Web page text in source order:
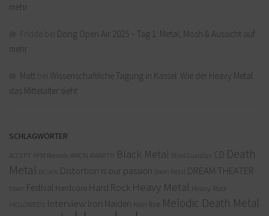
mehr
Dong Open Air 2025 – Tag 1: Metal, Mosh & Aussicht auf
mehr
Matt
Wissenschaftliche Tagung in Kassel: Wie der Heavy Metal
das Mittelalter sieht
SCHLAGWÖRTER
ACCEPT AFM Records AMON AMARTH Black Metal Blind Guardian CD Death
Metal
DELAIN Distortion is our passion Doom Metal DREAM THEATER
Essen Festival Hardcore Hard Rock Heavy Metal Heavy Rock
HELLOWEEN Interview Iron Maiden Köln live Melodic Death Metal